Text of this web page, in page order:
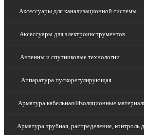
Аксессуары для канализационной системы
Аксессуары для электроинструментов
Антенны и спутниковые технологии
Аппаратура пускорегулирующая
Арматура кабельная/Изоляционные
Арматура трубная, распределение, контроль